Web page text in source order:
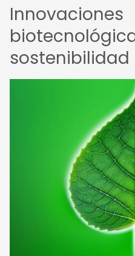
Innovaciones
sostenibilidad